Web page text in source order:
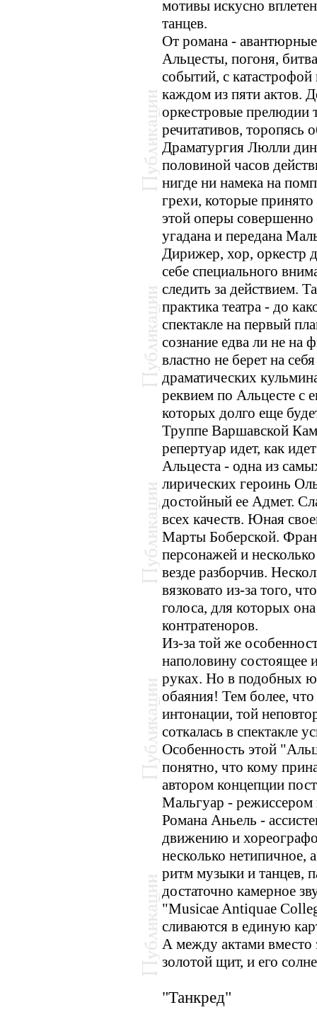
мотивы искусно
танцев.
От романа -
Альцесты, погоня,
событий, с
каждом из пяти актов.
оркестровые прелюдии
речитативов, торопясь
Драматургия Люлли
половиной часов
нигде ни намека на
грехи, которые
этой оперы
угадана и передана
Дирижер, хор, оркестр
себе специального
следить за действием.
практика театра - до
спектакле на первый
сознание едва ли не на
властно не берет на
драматических
реквием по Альцесте с
которых долго еще
Труппе Варшавской
репертуар идет, как
Альцеста - одна из
лирических героинь
достойный ее Адмет.
всех качеств. Юная
Марты Боберской.
персонажей и
везде разборчив.
вязковато из-за того,
голоса, для которых
контратеноров.
Из-за той же
наполовину состоящее
руках. Но в подобных
обаяния! Тем более,
интонации, той
соткалась в спектакле
Особенность этой
понятно, что кому
автором концепции
Мальгуар -
Романа Аньель -
движению и
несколько нетипичное,
ритм музыки и танцев,
достаточно камерное
"Musicae Antiquae
сливаются в единую
А между актами вместо
золотой щит, и его
"Танкред"